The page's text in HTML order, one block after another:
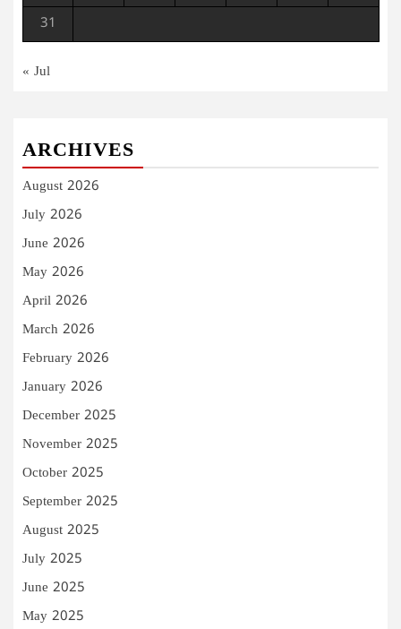
31
« Jul
ARCHIVES
August 2026
July 2026
June 2026
May 2026
April 2026
March 2026
February 2026
January 2026
December 2025
November 2025
October 2025
September 2025
August 2025
July 2025
June 2025
May 2025